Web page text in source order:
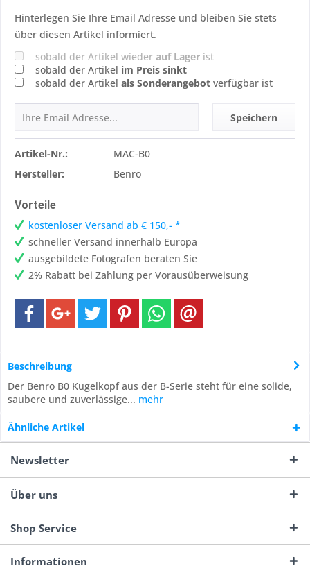
Hinterlegen Sie Ihre Email Adresse und bleiben Sie stets
über diesen Artikel informiert.
sobald der Artikel wieder auf Lager ist
sobald der Artikel im Preis sinkt
sobald der Artikel als Sonderangebot verfügbar ist
Speichern
Artikel-Nr.:
MAC-B0
Hersteller:
Benro
Vorteile
kostenloser Versand ab € 150,- *
schneller Versand innerhalb Europa
ausgebildete Fotografen beraten Sie
2% Rabatt bei Zahlung per Vorausüberweisung
Beschreibung
Der Benro B0 Kugelkopf aus der B-Serie steht für eine solide,
saubere und zuverlässige... mehr
Ähnliche Artikel
Newsletter
Über uns
Shop Service
Informationen